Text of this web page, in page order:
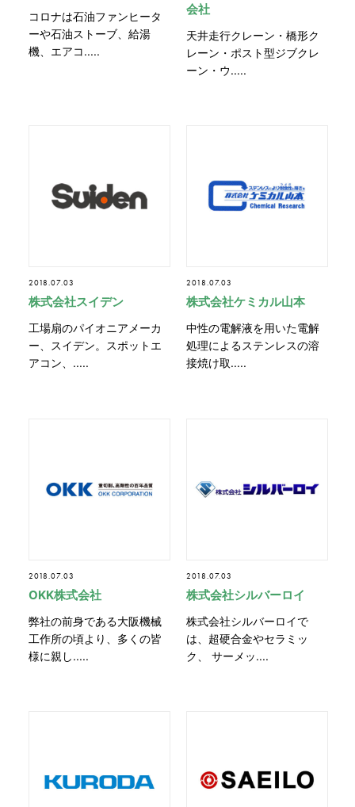
コロナは石油ファンヒータ
ーや石油ストーブ、給湯
機、エアコ.....
会社
天井走行クレーン・橋形ク
レーン・ポスト型ジブクレ
ーン・ウ.....
2018.07.03
株式会社スイデン
工場扇のパイオニアメーカ
ー、スイデン。スポットエ
アコン、.....
2018.07.03
株式会社ケミカル山本
中性の電解液を用いた電解
処理によるステンレスの溶
接焼け取.....
2018.07.03
OKK株式会社
弊社の前身である大阪機械
工作所の頃より、多くの皆
様に親し.....
2018.07.03
株式会社シルバーロイ
株式会社シルバーロイで
は、超硬合金やセラミッ
ク、 サーメッ....